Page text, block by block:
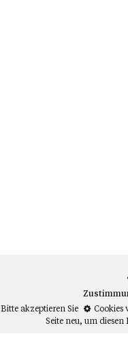
Bitte akzeptieren Sie
Cookies
Seite neu, um diesen